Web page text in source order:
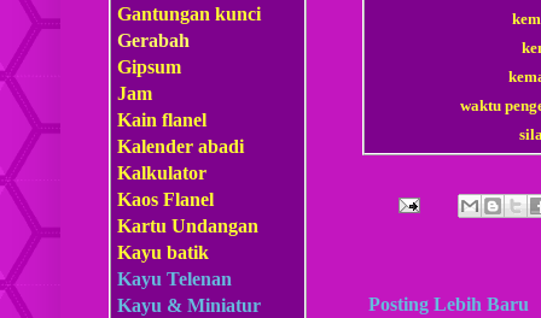
waktu
Posting Lebih Baru
Gantungan kunci
Gerabah
Gipsum
Jam
Kain flanel
Kalender abadi
Kalkulator
Kaos Flanel
Kartu Undangan
Kayu batik
Kayu Telenan
Kayu & Miniatur